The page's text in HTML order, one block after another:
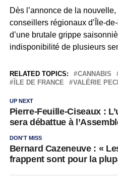
Dès l’annonce de la
conseillers régionaux d’Île-
d’une brutale grippe
indisponibilité de plusieurs
RELATED TOPICS: CANNABIS
ÎLE DE FRANCE
VALÉRIE
UP NEXT
Pierre-Feuille-Ciseaux :
sera débattue à
DON'T MISS
Bernard Cazeneuve : «
frappent sont pour la